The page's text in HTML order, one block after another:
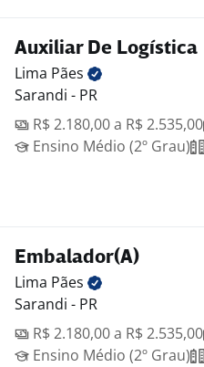
Auxiliar De Logística
Lima Pães
Sarandi - PR
R$ 2.180,00 a R$ 2.535,00
Ensino Médio (2º Grau)
Embalador(A)
Lima Pães
Sarandi - PR
R$ 2.180,00 a R$ 2.535,00
Ensino Médio (2º Grau)